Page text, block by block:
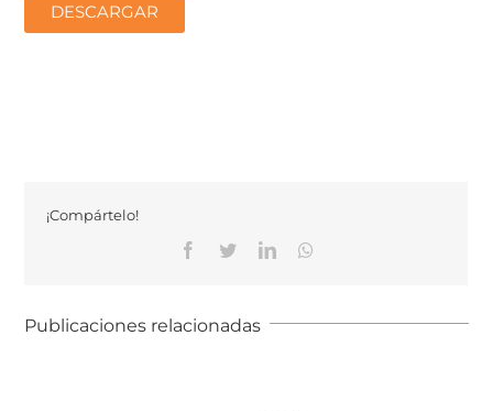
DESCARGAR
¡Compártelo!
Publicaciones relacionadas